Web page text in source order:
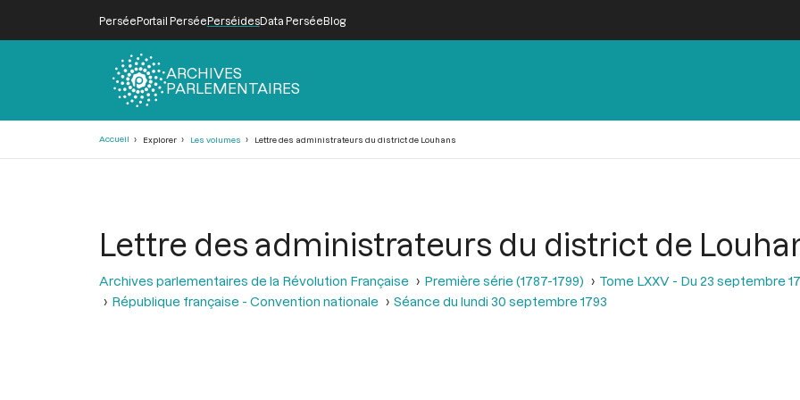
PerséePortail PerséePerséidesData PerséeBlog
ARCHIVES
PARLEMENTAIRES
Accueil Explorer Les volumes Lettre des administrateurs du district de Louhans
Lettre des administrateurs du district de
Archives parlementaires de la Révolution Française Première série (1787-1799)
Tome LXXV - Du 23 septembre
République française - Convention nationale
Séance du lundi 30 septembre 1793